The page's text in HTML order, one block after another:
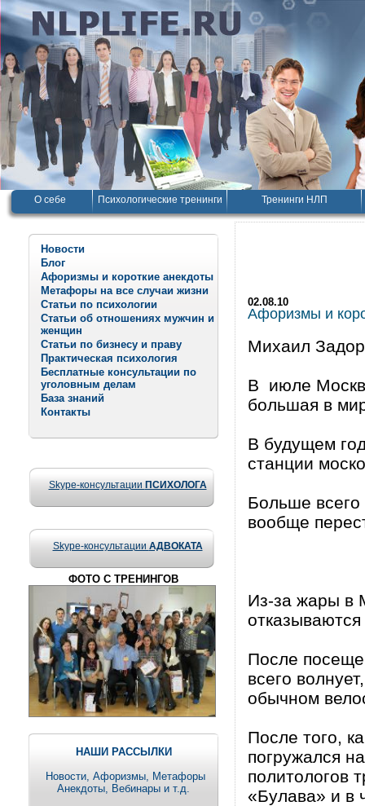
О себе Психологические тренинги Тренинги НЛП
Новости
Блог
Афоризмы и короткие анекдоты
Метафоры на все случаи жизни
Статьи по психологии
Статьи об отношениях мужчин и
женщин
Статьи по бизнесу и праву
Практическая психология
Бесплатные консультации по
уголовным делам
База знаний
Контакты
Skype-консультации ПСИХОЛОГА
Skype-консультации АДВОКАТА
ФОТО С ТРЕНИНГОВ
НАШИ РАССЫЛКИ
Новости, Aфоризмы, Метафоры
Анекдоты, Вебинары и т.д.
02.08.10
Афоризмы и
Михаил
В июле
большая в
В будущем
станции
Больше всего
вообще
Из-за жары в
После
всего
обычном
После того,
погружался
политологов
«Булава» и в